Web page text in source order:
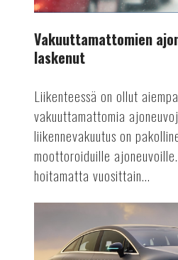
Vakuuttamattomien
laskenut
Liikenteessä on ollut
vakuuttamattomia
liikennevakuutus on
moottoroiduille
hoitamatta vuosittain...
Automaattiajamisen
lähitulevaisuus